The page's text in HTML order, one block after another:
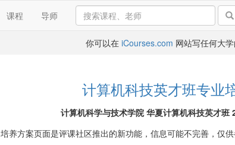
课程 导师
你可以在 iCourses.com 网站写任何大
计算机科技英才班专业
计算机科学与技术学院 华夏计算机科技英才班
培养方案页面是评课社区推出的新功能，信息可能不完善，仅